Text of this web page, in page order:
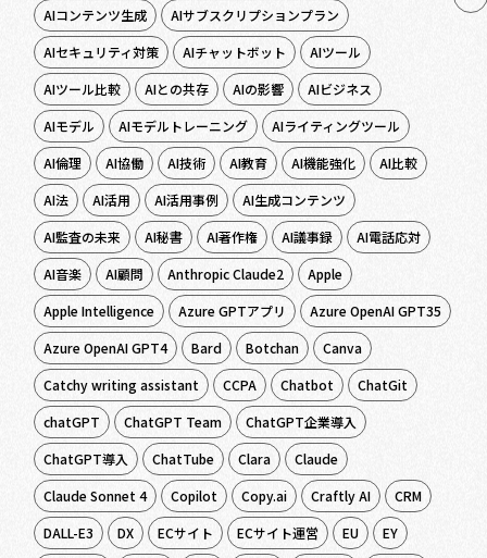
AIコンテンツ生成
AIサブスクリプションプラン
AIセキュリティ対策
AIチャットボット
AIツール
AIツール比較
AIとの共存 AIの影響
AIビジネス
AIモデル
AIモデルトレーニング
AIライティングツール
AI倫理
AI協働 AI技術 AI教育 AI機能強化
AI比較
AI法
AI活用 AI活用事例
AI生成コンテンツ
AI監査の未来
AI秘書 AI著作権 AI議事録
AI電話応対
AI音楽
AI顧問 Anthropic Claude2
Apple
Apple Intelligence
Azure GPTアプリ
Azure OpenAI GPT35
Azure OpenAI GPT4
Bard Botchan
Canva
Catchy writing assistant
CCPA Chatbot
ChatGit
chatGPT
ChatGPT Team
ChatGPT企業導入
ChatGPT導入
ChatTube Clara
Claude
Claude Sonnet 4
Copilot Copy.ai Craftly AI
CRM
DALL-E3
DX ECサイト ECサイト運営 EU
EY